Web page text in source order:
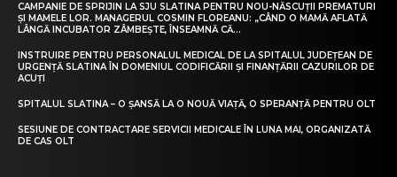
CAMPANIE DE SPRIJIN LA SJU SLATINA PENTRU NOU-NĂSCUȚII PREMATURI
ȘI MAMELE LOR. MANAGERUL COSMIN FLOREANU: „CÂND O MAMĂ AFLATĂ
LÂNGĂ INCUBATOR ZÂMBEȘTE, ÎNSEAMNĂ CĂ...
INSTRUIRE PENTRU PERSONALUL MEDICAL DE LA SPITALUL JUDEȚEAN DE
URGENȚĂ SLATINA ÎN DOMENIUL CODIFICĂRII ȘI FINANȚĂRII CAZURILOR DE
ACUȚI
SPITALUL SLATINA – O ȘANSĂ LA O NOUĂ VIAȚĂ, O SPERANȚĂ PENTRU OLT
SESIUNE DE CONTRACTARE SERVICII MEDICALE ÎN LUNA MAI, ORGANIZATĂ
DE CAS OLT